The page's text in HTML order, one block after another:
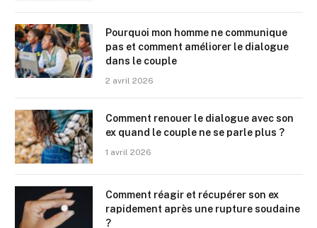
Pourquoi mon homme ne communique
pas et comment améliorer le dialogue
dans le couple
2 avril 2026
Comment renouer le dialogue avec son
ex quand le couple ne se parle plus ?
1 avril 2026
Comment réagir et récupérer son ex
rapidement après une rupture soudaine
?